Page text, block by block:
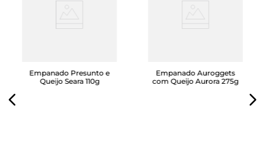
Empanado Presunto e
Queijo Seara 110g
Empanado Auroggets
com Queijo Aurora 275g